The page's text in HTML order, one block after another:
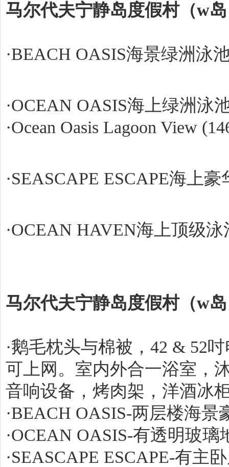
马尔代夫宁静岛度假村（w
·BEACH OASIS海景绿洲泳
·OCEAN OASIS海上绿洲泳
·Ocean Oasis Lagoon View
·SEASCAPE ESCAPE海上
·OCEAN HAVEN海上顶级
马尔代夫宁静岛度假村（w
·鹅毛枕头与棉被，42 & 52
可上网。室内外合一浴室，
音响设备，烤肉架，洋酒冰
·BEACH OASIS-两层楼海
·OCEAN OASIS-有透明玻
·SEASCAPE ESCAPE-有主